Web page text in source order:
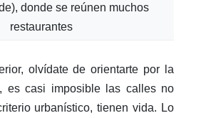
donde se reúnen muchos
restaurantes
olvídate de orientarte por la
es casi imposible las calles no
urbanístico, tienen vida. Lo